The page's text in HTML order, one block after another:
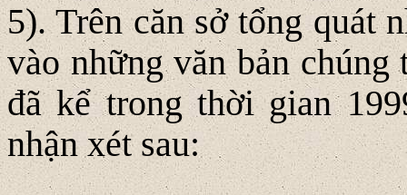
5). Trên căn sở tổng quát
vào những văn bản
đã kể trong thời gian
nhận xét sau: